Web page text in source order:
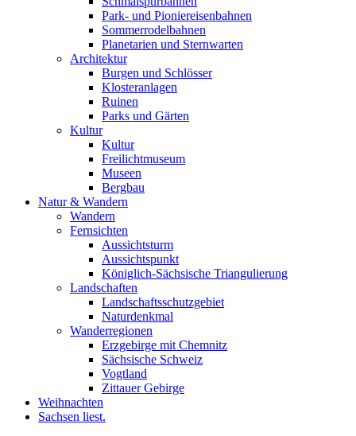
Park- und Pioniereisenbahnen
Sommerrodelbahnen
Planetarien und Sternwarten
Architektur
Burgen und Schlösser
Klosteranlagen
Ruinen
Parks und Gärten
Kultur
Kultur
Freilichtmuseum
Museen
Bergbau
Natur & Wandern
Wandern
Fernsichten
Aussichtsturm
Aussichtspunkt
Königlich-Sächsische Triangulierung
Landschaften
Landschaftsschutzgebiet
Naturdenkmal
Wanderregionen
Erzgebirge mit Chemnitz
Sächsische Schweiz
Vogtland
Zittauer Gebirge
Weihnachten
Sachsen liest.